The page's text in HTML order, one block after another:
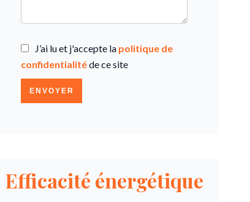
J’ai lu et j'accepte la politique de
confidentialitéde ce site
ENVOYER
Efficacité énergétique